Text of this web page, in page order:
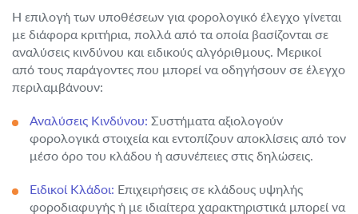
Η επιλογή των υποθέσεων για φορολογικό έλεγχο γίνεται
με διάφορα κριτήρια, πολλά από τα οποία βασίζονται σε
αναλύσεις κινδύνου και ειδικούς αλγόριθμους. Μερικοί
από τους παράγοντες που μπορεί να οδηγήσουν σε έλεγχο
περιλαμβάνουν:
Αναλύσεις Κινδύνου: Συστήματα αξιολογούν
φορολογικά στοιχεία και εντοπίζουν αποκλίσεις από τον
μέσο όρο του κλάδου ή ασυνέπειες στις δηλώσεις.
Ειδικοί Κλάδοι: Επιχειρήσεις σε κλάδους υψηλής
φοροδιαφυγής ή με ιδιαίτερα χαρακτηριστικά μπορεί να